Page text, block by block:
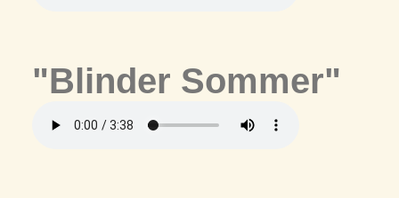
"Blinder Sommer"